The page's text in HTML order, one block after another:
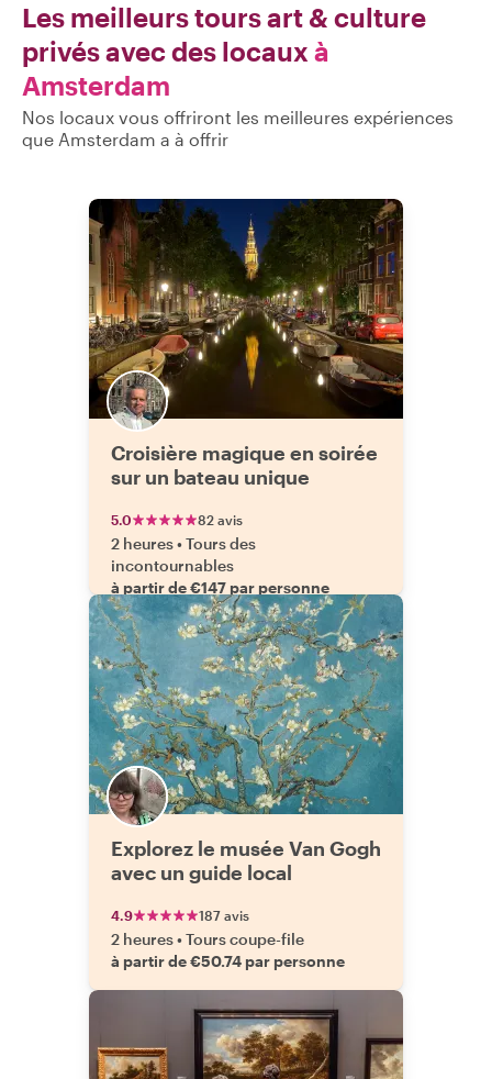
Les meilleurs tours art & culture
privés avec des locaux à
Amsterdam
Nos locaux vous offriront les meilleures expériences
que Amsterdam a à offrir
Croisière magique en soirée
sur un bateau unique
5.0 82 avis
2 heures•Tours des
incontournables
à partir de €147 par personne
Explorez le musée Van Gogh
avec un guide local
4.9 187 avis
2 heures•Tours coupe-file
à partir de €50.74 par personne